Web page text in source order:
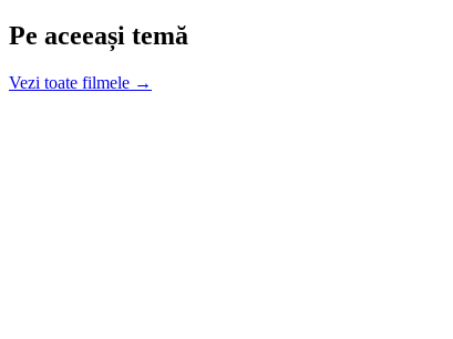
Pe aceeași temă
Vezi toate filmele →